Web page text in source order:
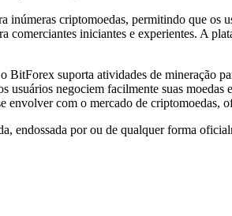
inúmeras criptomoedas, permitindo que
comerciantes iniciantes e experientes. A
suporta atividades de mineração
usuários negociem facilmente suas
envolver com o mercado de criptomoedas,
endossada por ou de qualquer forma